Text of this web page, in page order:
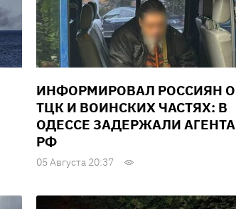
ИНФОРМИРОВАЛ РОССИЯН О
ТЦК И ВОИНСКИХ ЧАСТЯХ: В
ОДЕССЕ ЗАДЕРЖАЛИ АГЕНТА
РФ
05 Августа 20:37